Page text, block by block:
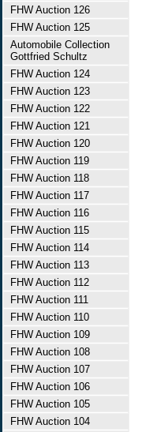
FHW Auction 126
FHW Auction 125
Automobile Collection
Gottfried Schultz
FHW Auction 124
FHW Auction 123
FHW Auction 122
FHW Auction 121
FHW Auction 120
FHW Auction 119
FHW Auction 118
FHW Auction 117
FHW Auction 116
FHW Auction 115
FHW Auction 114
FHW Auction 113
FHW Auction 112
FHW Auction 111
FHW Auction 110
FHW Auction 109
FHW Auction 108
FHW Auction 107
FHW Auction 106
FHW Auction 105
FHW Auction 104